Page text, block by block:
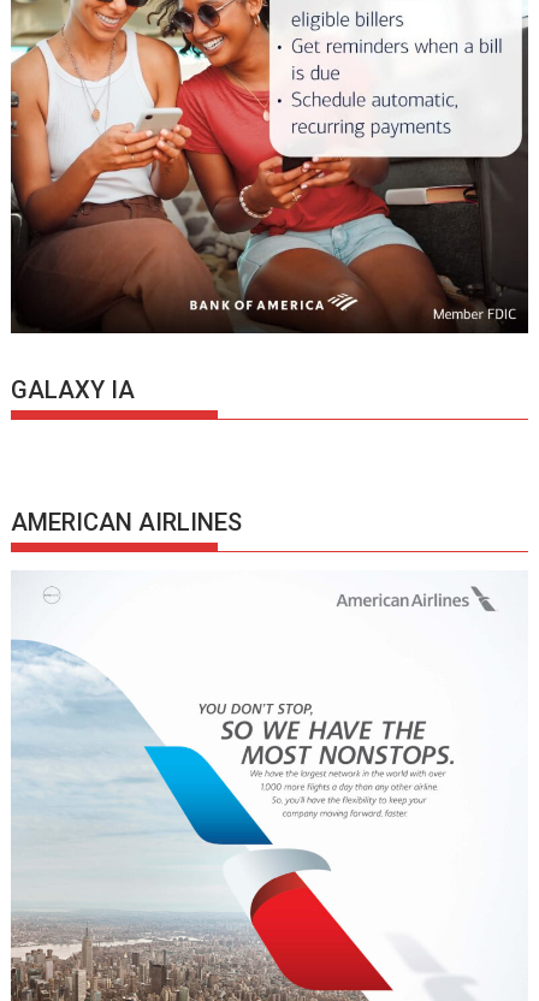
GALAXY IA
AMERICAN AIRLINES